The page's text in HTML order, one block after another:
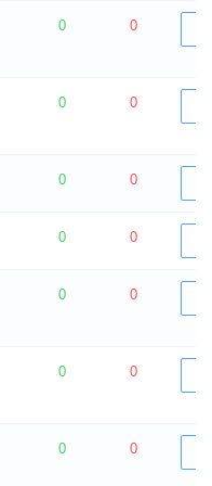
0 0
0 0
0 0
0 0
0 0
0 0
0 0